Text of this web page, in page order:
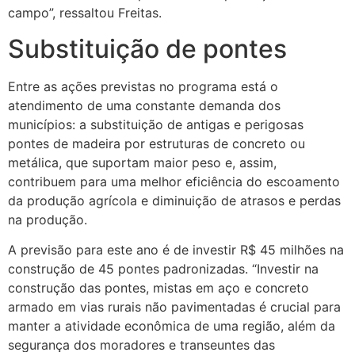
campo”, ressaltou Freitas.
Substituição de pontes
Entre as ações previstas no programa está o
atendimento de uma constante demanda dos
municípios: a substituição de antigas e perigosas
pontes de madeira por estruturas de concreto ou
metálica, que suportam maior peso e, assim,
contribuem para uma melhor eficiência do escoamento
da produção agrícola e diminuição de atrasos e perdas
na produção.
A previsão para este ano é de investir R$ 45 milhões na
construção de 45 pontes padronizadas. “Investir na
construção das pontes, mistas em aço e concreto
armado em vias rurais não pavimentadas é crucial para
manter a atividade econômica de uma região, além da
segurança dos moradores e transeuntes das